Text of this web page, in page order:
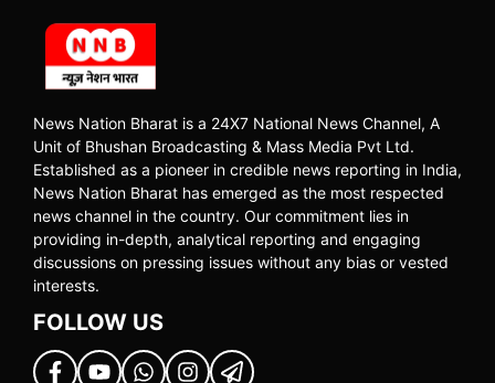
News Nation Bharat is a 24X7 National News Channel, A
Unit of Bhushan Broadcasting & Mass Media Pvt Ltd.
Established as a pioneer in credible news reporting in India,
News Nation Bharat has emerged as the most respected
news channel in the country. Our commitment lies in
providing in-depth, analytical reporting and engaging
discussions on pressing issues without any bias or vested
interests.
FOLLOW US